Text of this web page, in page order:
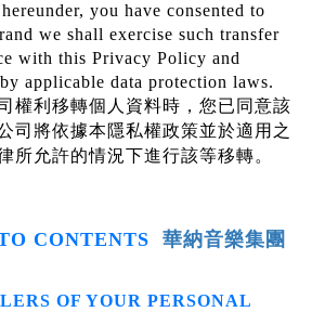
you have consented to
we shall exercise such transfer
with this Privacy Policy and
applicable data protection laws.
權利移轉個人資料時，您已同意該
司將依據本隱私權政策並於適用之
所允許的情況下進行該等移轉。
CONTENTS 華納音樂集團
OF YOUR PERSONAL